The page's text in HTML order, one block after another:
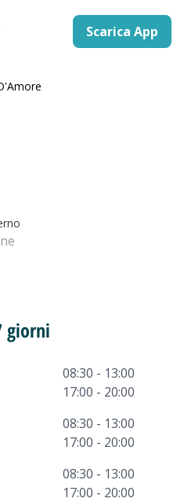
Scarica App
giorni
08:30 - 13:00
17:00 - 20:00
08:30 - 13:00
17:00 - 20:00
08:30 - 13:00
17:00 - 20:00